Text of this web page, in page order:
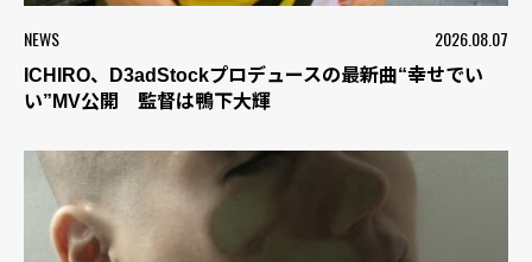
NEWS 2026.08.07
ICHIRO、D3adStockプロデュースの最新曲“幸せでい
い”MV公開 監督は鴨下大輝